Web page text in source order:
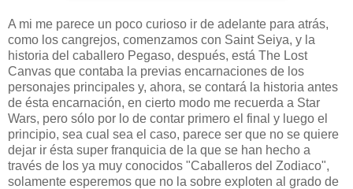
A mi me parece un poco curioso ir de adelante para atrás,
como los cangrejos, comenzamos con Saint Seiya, y la
historia del caballero Pegaso, después, está The Lost
Canvas que contaba la previas encarnaciones de los
personajes principales y, ahora, se contará la historia antes
de ésta encarnación, en cierto modo me recuerda a Star
Wars, pero sólo por lo de contar primero el final y luego el
principio, sea cual sea el caso, parece ser que no se quiere
dejar ir ésta super franquicia de la que se han hecho a
través de los ya muy conocidos "Caballeros del Zodiaco",
solamente esperemos que no la sobre exploten al grado de